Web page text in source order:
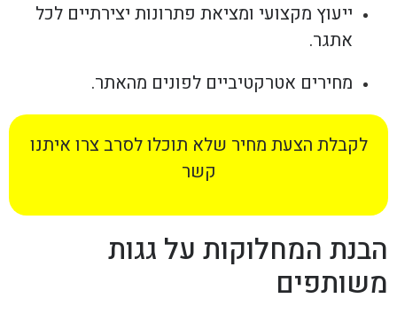
ייעוץ מקצועי ומציאת פתרונות יצירתיים לכל
אתגר.
מחירים אטרקטיביים לפונים מהאתר.
לקבלת הצעת מחיר שלא תוכלו לסרב צרו איתנו
קשר
הבנת המחלוקות על גגות
משותפים